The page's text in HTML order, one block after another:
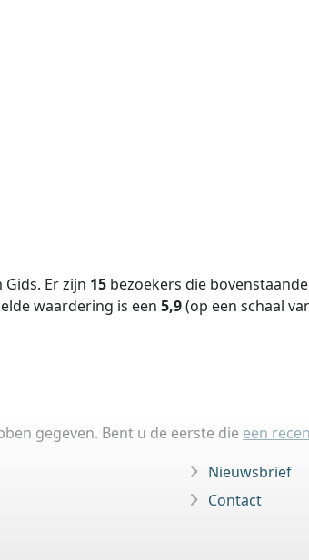
Er zijn 15 bezoekers die
waardering is een 5,9(op een schaal
gegeven. Bent u de eerste die een
Nieuwsbrief
Contact